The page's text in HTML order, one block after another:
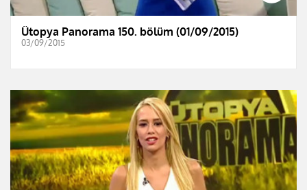
Ütopya Panorama 150. bölüm (01/09/2015)
03/09/2015